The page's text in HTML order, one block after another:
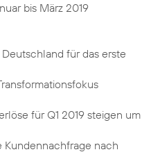
bis März 2019
für das erste
für Q1 2019 steigen um
Kundennachfrage nach